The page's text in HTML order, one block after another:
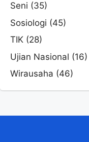
Seni (35)
Sosiologi (45)
TIK (28)
Ujian Nasional (16)
Wirausaha (46)